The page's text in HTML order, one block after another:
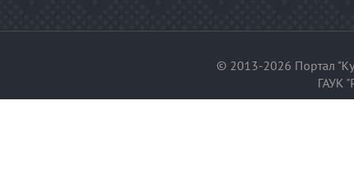
© 2013-2026 Портал
ГАУК